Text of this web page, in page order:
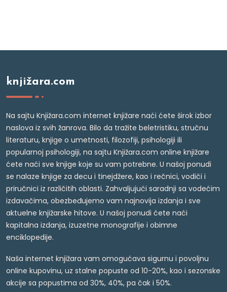
knjižara.com
Na sajtu Knjižara.com internet knjižare naći ćete širok izbor
naslova iz svih žanrova. Bilo da tražite beletristiku, stručnu
literaturu, knjige o umetnosti, filozofiji, psihologiji ili
popularnoj psihologiji, na sajtu Knjižara.com online knjižare
ćete naći sve knjige koje su vam potrebne. U našoj ponudi
se nalaze knjige za decu i tinejdžere, kao i rečnici, vodiči i
priručnici iz različitih oblasti. Zahvaljujući saradnji sa vodećim
izdavačima, obezbeđujemo vam najnovija izdanja i sve
aktuelne knjižarske hitove. U našoj ponudi ćete naći
kapitalna izdanja, izuzetne monografije i obimne
enciklopedije.
Naša internet knjižara vam omogućava sigurnu i povoljnu
online kupovinu, uz stalne popuste od 10-20%, kao i sezonske
akcije sa popustima od 30%, 40%, pa čak i 50%.